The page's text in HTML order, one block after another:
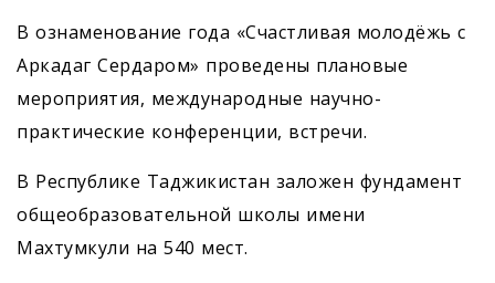
В ознаменование года «Счастливая молодёжь с
Аркадаг Сердаром» проведены плановые
мероприятия, международные научно-
практические конференции, встречи.
В Республике Таджикистан заложен фундамент
общеобразовательной школы имени
Махтумкули на 540 мест.